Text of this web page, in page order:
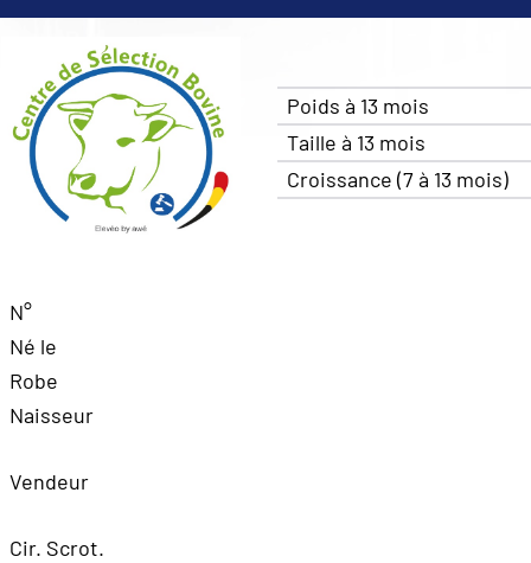
Poids à 13 mois
Taille à 13 mois
Croissance (7 à 13 mois)
N°
Né le
Robe
Naisseur
Vendeur
Cir. Scrot.